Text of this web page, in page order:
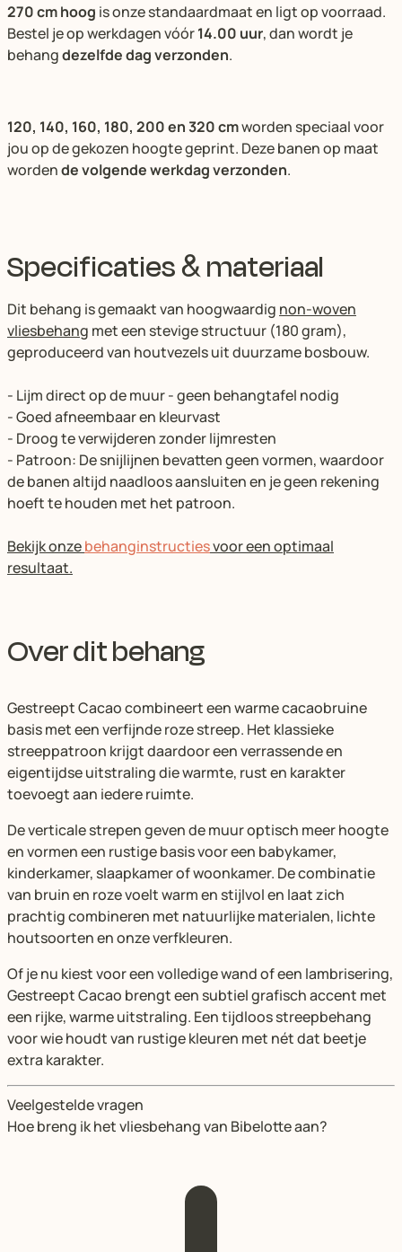
270 cm hoog is onze standaardmaat en ligt op voorraad.
Bestel je op werkdagen vóór14.00 uur, dan wordt je
behangdezelfde dag verzonden.
120, 140, 160, 180, 200 en 320 cmworden speciaal voor
jou op de gekozen hoogte geprint. Deze banen op maat
wordende volgende werkdag verzonden.
Specificaties & materiaal
Dit behang is gemaakt van hoogwaardig non-woven
vliesbehang met een stevige structuur (180 gram),
geproduceerd van houtvezels uit duurzame bosbouw.
- Lijm direct op de muur - geen behangtafel nodig
- Goed afneembaar en kleurvast
- Droog te verwijderen zonder lijmresten
- Patroon: De snijlijnen bevatten geen vormen, waardoor
de banen altijd naadloos aansluiten en je geen rekening
hoeft te houden met het patroon.
Bekijk onzebehanginstructiesvoor een optimaal
resultaat.
Over dit behang
Gestreept Cacao combineert een warme cacaobruine
basis met een verfijnde roze streep. Het klassieke
streeppatroon krijgt daardoor een verrassende en
eigentijdse uitstraling die warmte, rust en karakter
toevoegt aan iedere ruimte.
De verticale strepen geven de muur optisch meer hoogte
en vormen een rustige basis voor een babykamer,
kinderkamer, slaapkamer of woonkamer. De combinatie
van bruin en roze voelt warm en stijlvol en laat zich
prachtig combineren met natuurlijke materialen, lichte
houtsoorten en onze verfkleuren.
Of je nu kiest voor een volledige wand of een lambrisering,
Gestreept Cacao brengt een subtiel grafisch accent met
een rijke, warme uitstraling. Een tijdloos streepbehang
voor wie houdt van rustige kleuren met nét dat beetje
extra karakter.
Veelgestelde vragen
Hoe breng ik het vliesbehang van Bibelotte aan?